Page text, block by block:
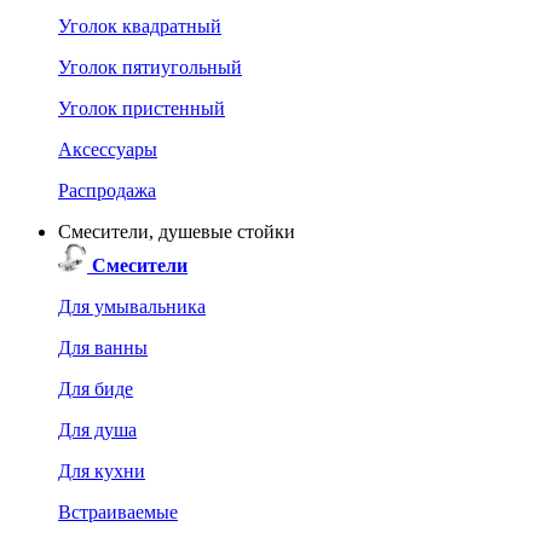
Уголок квадратный
Уголок пятиугольный
Уголок пристенный
Аксессуары
Распродажа
Смесители, душевые стойки
Смесители
Для умывальника
Для ванны
Для биде
Для душа
Для кухни
Встраиваемые